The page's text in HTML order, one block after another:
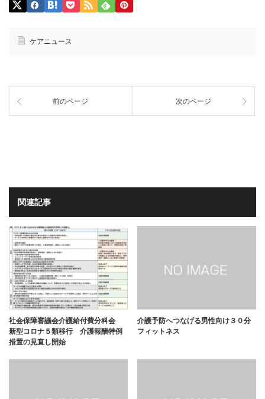
ケアニュース
前のページ 次のページ
関連記事
社会保障審議会介護給付費分科会
新型コロナ５類移行 介護報酬特例
措置の見直し開始
介護予防へつなげる男性向け３０分
フィットネス